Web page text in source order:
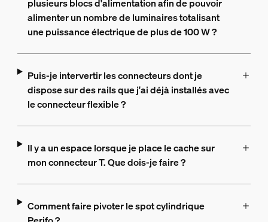
plusieurs blocs d'alimentation afin de pouvoir
alimenter un nombre de luminaires totalisant
une puissance électrique de plus de 100 W ?
Puis-je intervertir les connecteurs dont je
dispose sur des rails que j'ai déjà installés avec
le connecteur flexible ?
Il y a un espace lorsque je place le cache sur
mon connecteur T. Que dois-je faire ?
Comment faire pivoter le spot cylindrique